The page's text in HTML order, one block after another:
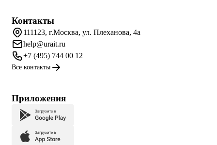
Контакты
111123, г.Москва, ул. Плеханова, 4а
help@urait.ru
+7 (495) 744 00 12
Все контакты
Приложения